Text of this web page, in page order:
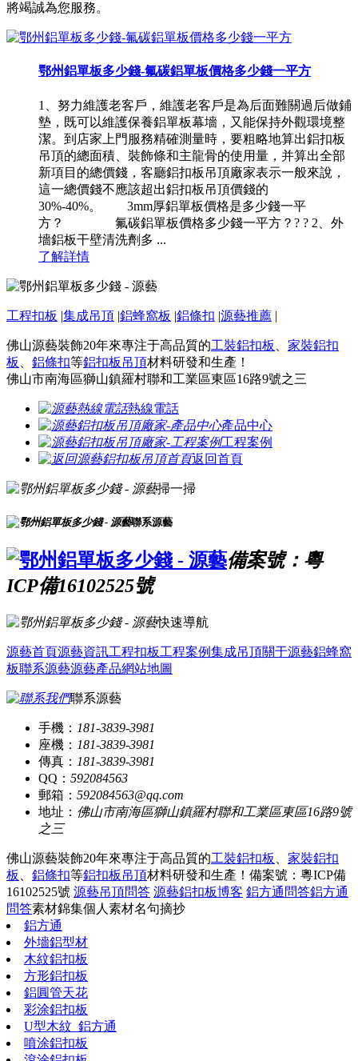
將竭誠為您服務。
鄂州鋁單板多少錢-氟碳鋁單板價格多少錢一平方
1、努力維護老客戶，維護老客戶是為后面難關過后做鋪
墊，既可以維護保養鋁單板幕墻，又能保持外觀環境整
潔。到店家上門服務精確測量時，要粗略地算出鋁扣板
吊頂的總面積、裝飾條和主龍骨的使用量，并算出全部
新項目的總價錢，客廳鋁扣板吊頂廠家表示一般來說，
這一總價錢不應該超出鋁扣板吊頂價錢的
30%-40%。 3mm厚鋁單板價格是多少錢一平
方？ 氟碳鋁單板價格多少錢一平方？? ? 2、外
墻鋁板干壁清洗劑多 ...
了解詳情
工程扣板 |集成吊頂 |鋁蜂窩板 |鋁條扣 |源藝推薦 |
佛山源藝裝飾20年來專注于高品質的工裝鋁扣板
家裝鋁扣
板
鋁條扣等鋁扣板吊頂材料研發和生產！
佛山市南海區獅山鎮羅村聯和工業區東區16路9號之三
熱線電話
產品中心
工程案例
返回首頁
掃一掃
聯系源藝
備案號：粵
ICP備16102525號
快速導航
源藝首頁源藝資訊工程扣板工程案例集成吊頂關于源藝鋁蜂窩
板聯系源藝源藝產品網站地圖
聯系源藝
手機： 181-3839-3981
座機： 181-3839-3981
傳真： 181-3839-3981
QQ： 592084563
郵箱： 592084563@qq.com
地址： 佛山市南海區獅山鎮羅村聯和工業區東區16路9號
之三
佛山源藝裝飾20年來專注于高品質的工裝鋁扣板
家裝鋁扣
板
鋁條扣等鋁扣板吊頂材料研發和生產！ 備案號：粵ICP備
16102525號 源藝吊頂問答 源藝鋁扣板博客 鋁方通問答鋁方通
問答素材錦集個人素材名句摘抄
鋁方通
外墻鋁型材
木紋鋁扣板
方形鋁扣板
鋁圓管天花
彩涂鋁扣板
U型木紋_鋁方通
噴涂鋁扣板